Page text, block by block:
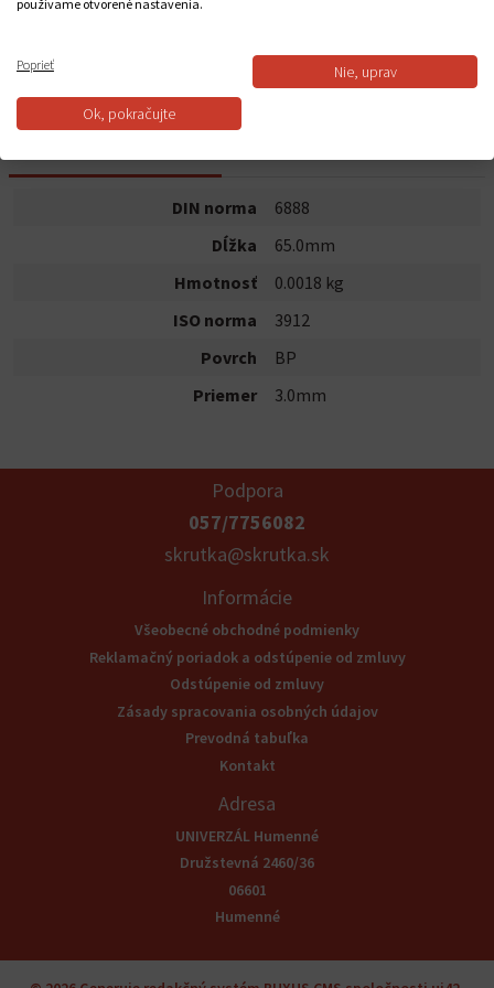
Dostupnosť:
DIN norma
6888
Dĺžka
65.0mm
Hmotnosť
0.0018 kg
ISO norma
3912
Povrch
BP
Priemer
3.0mm
Podpora
057/7756082
skrutka@skrutka.sk
Informácie
Všeobecné obchodné podmienky
Reklamačný poriadok a odstúpenie od zmluvy
Odstúpenie od zmluvy
Zásady spracovania osobných údajov
Prevodná tabuľka
Kontakt
Adresa
UNIVERZÁL Humenné
Družstevná 2460/36
06601
Humenné
používame otvorené nastavenia.
Poprieť Nie, uprav
Ok, pokračujte